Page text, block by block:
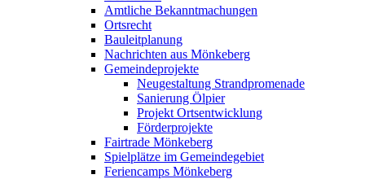
Amtliche Bekanntmachungen
Ortsrecht
Bauleitplanung
Nachrichten aus Mönkeberg
Gemeindeprojekte
Neugestaltung Strandpromenade
Sanierung Ölpier
Projekt Ortsentwicklung
Förderprojekte
Fairtrade Mönkeberg
Spielplätze im Gemeindegebiet
Feriencamps Mönkeberg